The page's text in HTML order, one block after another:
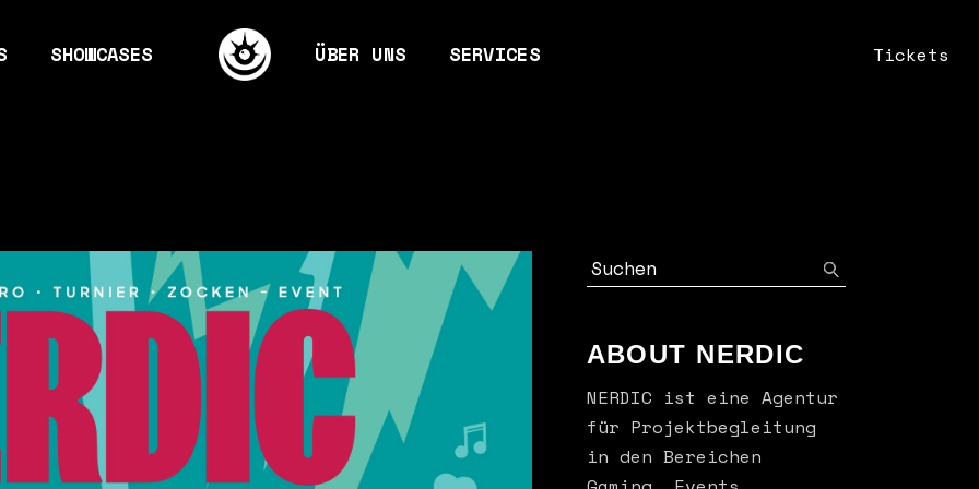
Ground
SHOWCASES ÜBER UNS
The way we work
Jobs
SERVICES
Marketing
Consulting
Tickets
Search
ABOUT NERDIC
NERDIC ist eine Agentur
für Projektbegleitung
in den Bereichen